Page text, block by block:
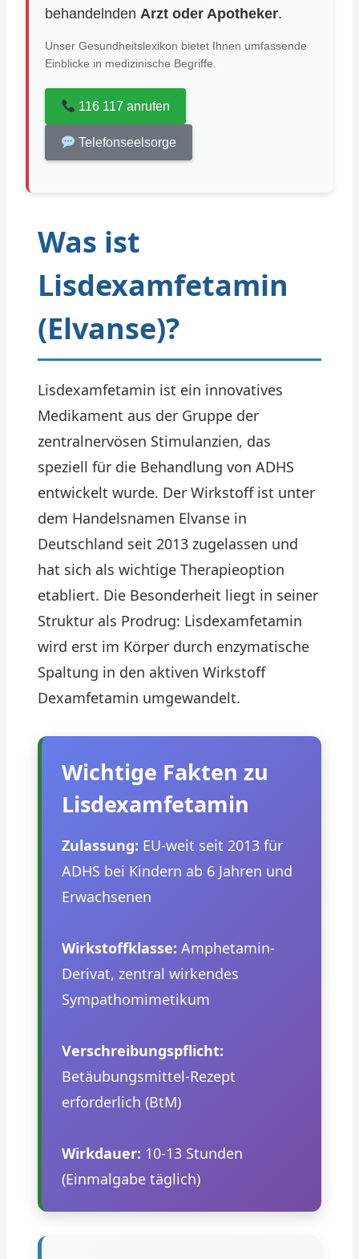
behandelnden Arzt oder Apotheker.
Unser Gesundheitslexikon bietet Ihnen umfassende
Einblicke in medizinische Begriffe.
116 117 anrufen
Telefonseelsorge
Was ist
Lisdexamfetamin
(Elvanse)?
Lisdexamfetamin ist ein innovatives
Medikament aus der Gruppe der
zentralnervösen Stimulanzien, das
speziell für die Behandlung von ADHS
entwickelt wurde. Der Wirkstoff ist unter
dem Handelsnamen Elvanse in
Deutschland seit 2013 zugelassen und
hat sich als wichtige Therapieoption
etabliert. Die Besonderheit liegt in seiner
Struktur als Prodrug: Lisdexamfetamin
wird erst im Körper durch enzymatische
Spaltung in den aktiven Wirkstoff
Dexamfetamin umgewandelt.
Wichtige Fakten zu
Lisdexamfetamin
Zulassung: EU-weit seit 2013 für
ADHS bei Kindern ab 6 Jahren und
Erwachsenen
Wirkstoffklasse: Amphetamin-
Derivat, zentral wirkendes
Sympathomimetikum
Verschreibungspflicht:
Betäubungsmittel-Rezept
erforderlich (BtM)
Wirkdauer: 10-13 Stunden
(Einmalgabe täglich)